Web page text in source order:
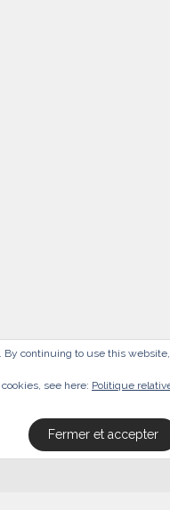
Reserved.
By continuing to use this website,
see here: Politique